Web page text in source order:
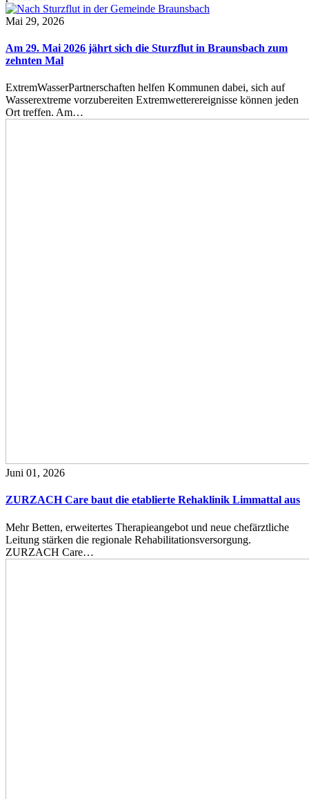
Mai 29, 2026
Am 29. Mai 2026 jährt sich die Sturzflut in Braunsbach zum
zehnten Mal
ExtremWasserPartnerschaften helfen Kommunen dabei, sich auf
Wasserextreme vorzubereiten Extremwetterereignisse können jeden
Ort treffen. Am…
Juni 01, 2026
ZURZACH Care baut die etablierte Rehaklinik Limmattal aus
Mehr Betten, erweitertes Therapieangebot und neue chefärztliche
Leitung stärken die regionale Rehabilitationsversorgung.
ZURZACH Care…